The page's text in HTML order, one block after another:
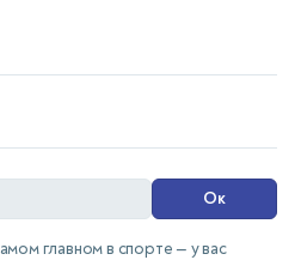
Ок
главном в спорте — у вас